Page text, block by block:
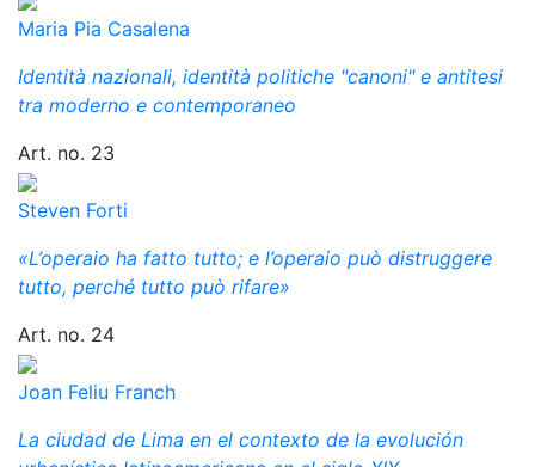
Maria Pia Casalena
Identità nazionali, identità politiche "canoni" e antitesi
tra moderno e contemporaneo
Art. no. 23
Steven Forti
«L’operaio ha fatto tutto; e l’operaio può distruggere
tutto, perché tutto può rifare»
Art. no. 24
Joan Feliu Franch
La ciudad de Lima en el contexto de la evolución